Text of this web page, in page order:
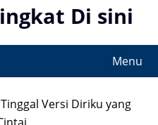
Di sini
Menu